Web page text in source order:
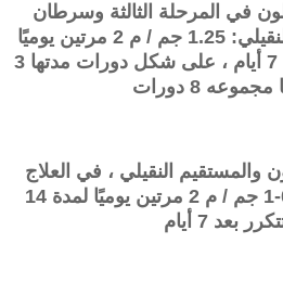
في المرحلة الثالثة وسرطان
الثدي المتقدم محليًا أو النقيلي: 1.25 جم / م 2 مرتين يوميًا
لمدة 14 يومًا ، تليها فترة 7 أيام ، على شكل دورات مدتها 3
8 دورات
والمستقيم النقيلي ، في العلاج
المركب ، يتم تناول 0.8-1 جم / م 2 مرتين يوميًا لمدة 14
بعد 7 أيام